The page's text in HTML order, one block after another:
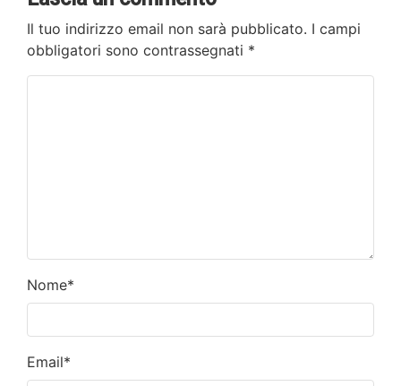
Il tuo indirizzo email non sarà pubblicato. I campi
obbligatori sono contrassegnati *
Nome*
Email*